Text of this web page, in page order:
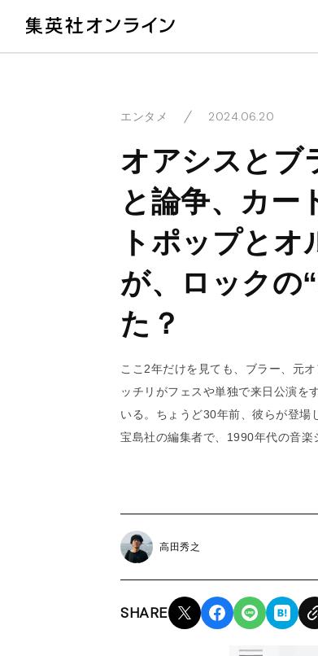
エンタメ 2024.06.20
オアシスとブ
と論争、カ
トポップと
が、ロックの
た？
ここ2年だけを見ても、ブラー、元
ッチリがフェスや単独で来日公演を
いる。ちょうど30年前、彼らが登
宝島社の編集者で、1990年代の音楽
高田秀之
SHARE